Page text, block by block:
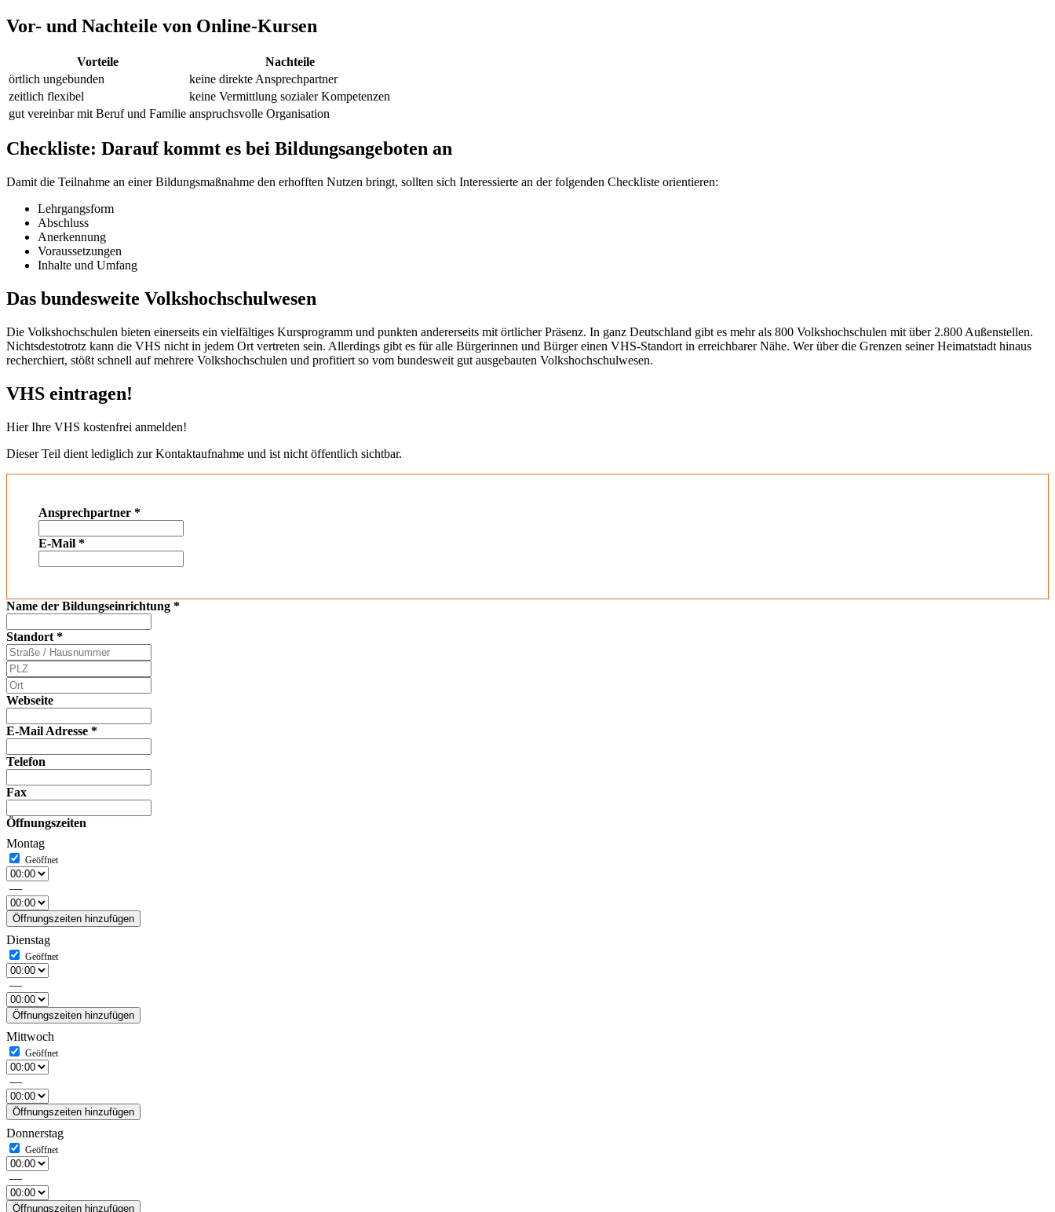
Vor- und Nachteile von Online-Kursen
Vorteile
Nachteile
örtlich ungebunden
keine direkte Ansprechpartner
zeitlich flexibel
keine Vermittlung sozialer Kompetenzen
gut vereinbar mit Beruf und Familie anspruchsvolle Organisation
Checkliste: Darauf kommt es bei Bildungsangeboten an
Damit die Teilnahme an einer Bildungsmaßnahme den erhofften Nutzen bringt, sollten sich Interessierte an der folgenden Checkliste orientieren:
Lehrgangsform
Abschluss
Anerkennung
Voraussetzungen
Inhalte und Umfang
Das bundesweite Volkshochschulwesen
Die Volkshochschulen bieten einerseits ein vielfältiges Kursprogramm und punkten andererseits mit örtlicher Präsenz. In ganz Deutschland gibt es mehr als 800 Volkshochschulen mit über 2.800 Außenstellen.
Nichtsdestotrotz kann die VHS nicht in jedem Ort vertreten sein. Allerdings gibt es für alle Bürgerinnen und Bürger einen VHS-Standort in erreichbarer Nähe. Wer über die Grenzen seiner Heimatstadt hinaus
recherchiert, stößt schnell auf mehrere Volkshochschulen und profitiert so vom bundesweit gut ausgebauten Volkshochschulwesen.
VHS eintragen!
Hier Ihre VHS kostenfrei anmelden!
Dieser Teil dient lediglich zur Kontaktaufnahme und ist nicht öffentlich sichtbar.
Ansprechpartner *
E-Mail *
Name der Bildungseinrichtung *
Standort *
Webseite
E-Mail Adresse *
Telefon
Fax
Öffnungszeiten
Montag
—
Öffnungszeiten hinzufügen
Dienstag
—
Öffnungszeiten hinzufügen
Mittwoch
—
Öffnungszeiten hinzufügen
Donnerstag
—
Öffnungszeiten hinzufügen